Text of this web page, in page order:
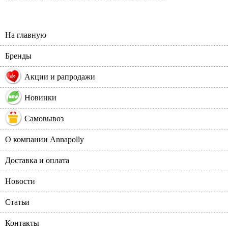
На главную
Бренды
% Акции и рапродажи
Новинки
Самовывоз
О компании Annapolly
Доставка и оплата
Новости
Статьи
Контакты